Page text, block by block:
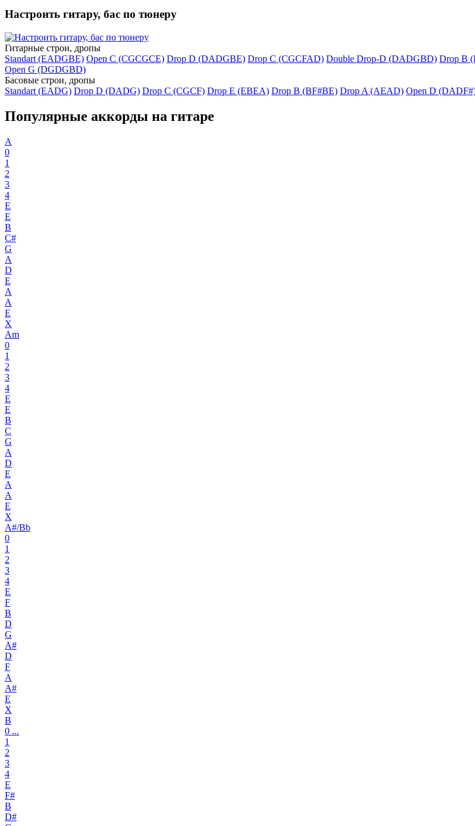
Настроить гитару, бас по тюнеру
Гитарные строи, дропы
Standart (EADGBE) Open C (CGCGCE) Drop D (DADGBE) Drop C (CGCFAD) Double Drop-D (DADGBD) Drop B
Open G (DGDGBD)
Басовые строи, дропы
Standart (EADG) Drop D (DADG) Drop C (CGCF) Drop E (EBEA) Drop B (BF#BE) Drop A (AEAD) Open D
Популярные аккорды на гитаре
A
0
1
2
3
4
E
E
B
C#
G
A
D
E
A
A
E
X
Am
0
1
2
3
4
E
E
B
C
G
A
D
E
A
A
E
X
A#/Bb
0
1
2
3
4
E
F
B
D
G
A#
D
F
A
A#
E
X
B
0 ...
1
2
3
4
E
F#
B
D#